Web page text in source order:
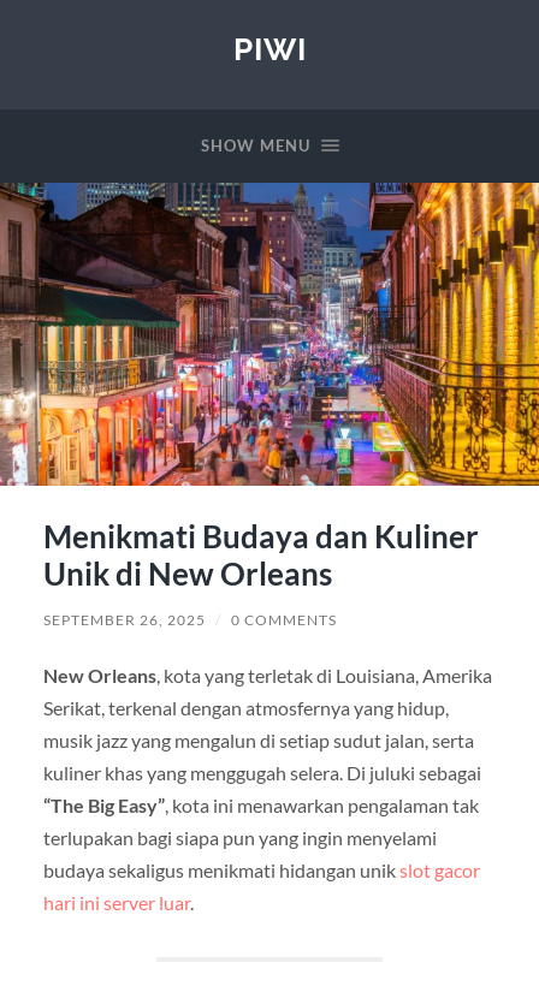
PIWI
SHOW MENU
Menikmati Budaya dan Kuliner
Unik di New Orleans
SEPTEMBER 26, 2025 / 0 COMMENTS
New Orleans, kota yang terletak di Louisiana, Amerika
Serikat, terkenal dengan atmosfernya yang hidup,
musik jazz yang mengalun di setiap sudut jalan, serta
kuliner khas yang menggugah selera. Di juluki sebagai
“The Big Easy”, kota ini menawarkan pengalaman tak
terlupakan bagi siapa pun yang ingin menyelami
budaya sekaligus menikmati hidangan unikslot gacor
hari ini server luar.